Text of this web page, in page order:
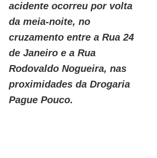
acidente ocorreu por volta
da meia-noite, no
cruzamento entre a Rua 24
de Janeiro e a Rua
Rodovaldo Nogueira, nas
proximidades da Drogaria
Pague Pouco.